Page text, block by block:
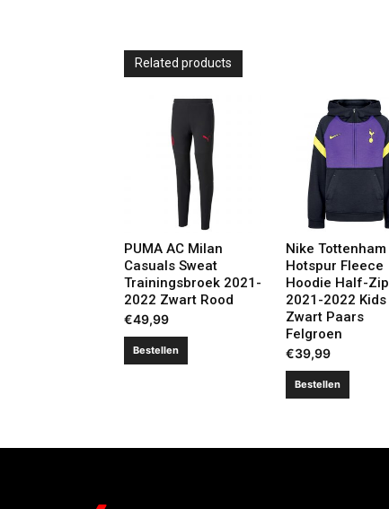
Related products
PUMA AC Milan
Casuals Sweat
Trainingsbroek 2021-
2022 Zwart Rood
€49,99
Bestellen
Nike Tottenham
Hotspur Fleece
Hoodie Half-Zip
2021-2022 Kids
Zwart Paars
Felgroen
€39,99
Bestellen